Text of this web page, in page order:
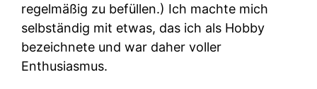
regelmäßig zu befüllen.) Ich machte mich
selbständig mit etwas, das ich als Hobby
bezeichnete und war daher voller
Enthusiasmus.